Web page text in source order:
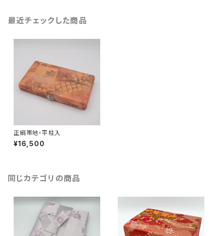
最近チェックした商品
正絹帯地・平柱入
¥16,500
同じカテゴリの商品